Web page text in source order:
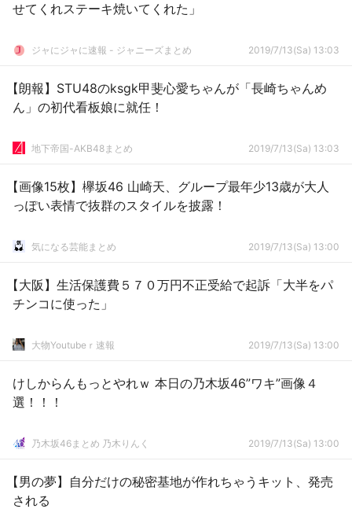
せてくれステーキ焼いてくれた」
ジャにジャに速報 - ジャニーズまとめ 2019/7/13(Sa) 13:03
【朗報】STU48のksgk甲斐心愛ちゃんが「長崎ちゃんめ
ん」の初代看板娘に就任！
地下帝国-AKB48まとめ 2019/7/13(Sa) 13:03
【画像15枚】欅坂46 山崎天、グループ最年少13歳が大人
っぽい表情で抜群のスタイルを披露！
気になる芸能まとめ 2019/7/13(Sa) 13:00
【大阪】生活保護費５７０万円不正受給で起訴「大半をパ
チンコに使った」
大物Youtubeｒ速報 2019/7/13(Sa) 13:00
けしからんもっとやれｗ 本日の乃木坂46”ワキ”画像４
選！！！
乃木坂46まとめ 乃木りんく 2019/7/13(Sa) 13:00
【男の夢】自分だけの秘密基地が作れちゃうキット、発売
される